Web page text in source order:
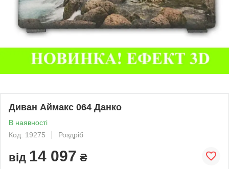
Диван Аймакс 064 Данко
В наявності
Код: 19275
Роздріб
від 14 097 ₴